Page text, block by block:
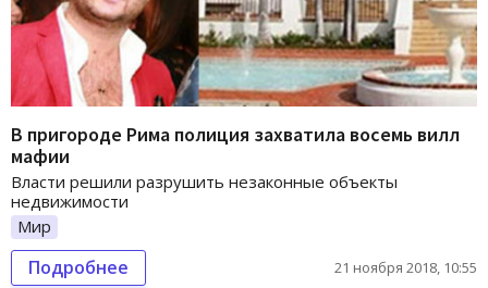
В пригороде Рима полиция захватила восемь вилл
мафии
Власти решили разрушить незаконные объекты
недвижимости
Мир
Подробнее 21 ноября 2018, 10:55